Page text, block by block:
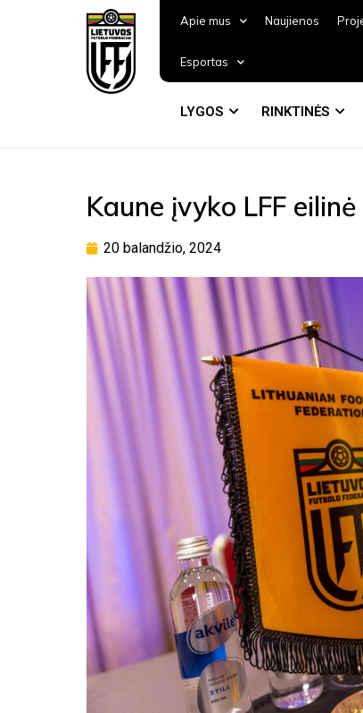
Apie mus Naujienos
Esportas
LYGOS RINKTINĖS
Kaune įvyko LFF
20 balandžio, 2024